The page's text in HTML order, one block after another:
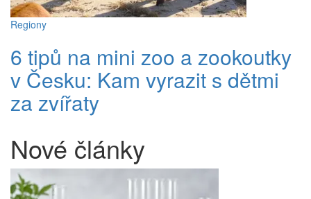
Regiony
6 tipů na mini zoo a zookoutky
v Česku: Kam vyrazit s dětmi
za zvířaty
Nové články